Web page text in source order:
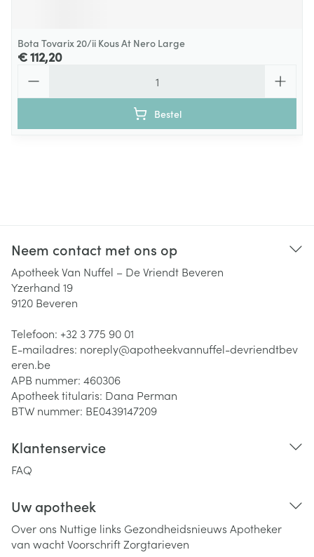
Bota Tovarix 20/ii Kous At Nero Large
€ 112,20
Bestel
Neem contact met ons op
Apotheek Van Nuffel – De Vriendt Beveren
Yzerhand 19
9120 Beveren
Telefoon: +32 3 775 90 01
E-mailadres: noreply@apotheekvannuffel-devriendtbev
eren.be
APB nummer: 460306
Apotheek titularis: Dana Perman
BTW nummer: BE0439147209
Klantenservice
FAQ
Uw apotheek
Over ons Nuttige links Gezondheidsnieuws Apotheker
van wachtVoorschriftZorgtarieven